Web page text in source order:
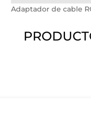
Adaptador de cable